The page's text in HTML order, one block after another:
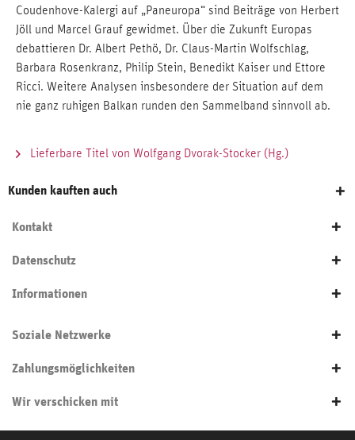
Coudenhove-Kalergi auf „Paneuropa“ sind Beiträge von Herbert
Jöll und Marcel Grauf gewidmet. Über die Zukunft Europas
debattieren Dr. Albert Pethö, Dr. Claus-Martin Wolfschlag,
Barbara Rosenkranz, Philip Stein, Benedikt Kaiser und Ettore
Ricci. Weitere Analysen insbesondere der Situation auf dem
nie ganz ruhigen Balkan runden den Sammelband sinnvoll ab.
Lieferbare Titel von Wolfgang Dvorak-Stocker (Hg.)
Kunden kauften auch
Kontakt
Datenschutz
Informationen
Soziale Netzwerke
Zahlungsmöglichkeiten
Wir verschicken mit